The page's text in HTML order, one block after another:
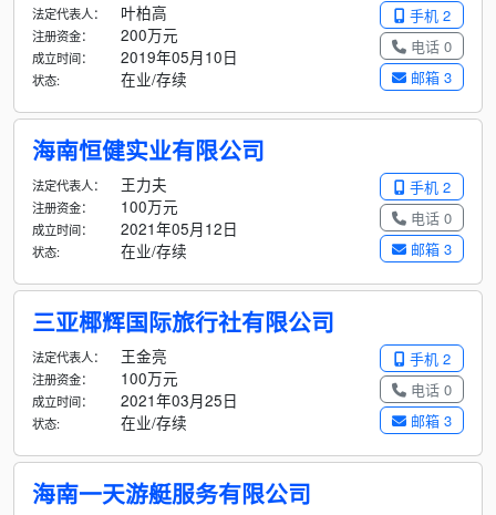
手机 2
电话 0
邮箱 3
法定代表人： 叶柏高
注册资金： 200万元
成立时间： 2019年05月10日
状态: 在业/存续
海南恒健实业有限公司
手机 2
电话 0
邮箱 3
法定代表人： 王力夫
注册资金： 100万元
成立时间： 2021年05月12日
状态: 在业/存续
三亚椰辉国际旅行社有限公司
手机 2
电话 0
邮箱 3
法定代表人： 王金亮
注册资金： 100万元
成立时间： 2021年03月25日
状态: 在业/存续
海南一天游艇服务有限公司